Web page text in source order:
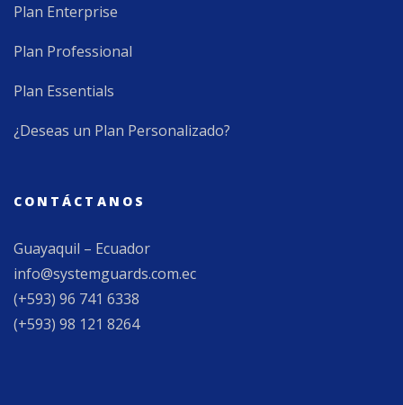
Plan Enterprise
Plan Professional
Plan Essentials
¿Deseas un Plan Personalizado?
CONTÁCTANOS
Guayaquil – Ecuador
info@systemguards.com.ec
(+593) 96 741 6338
(+593) 98 121 8264